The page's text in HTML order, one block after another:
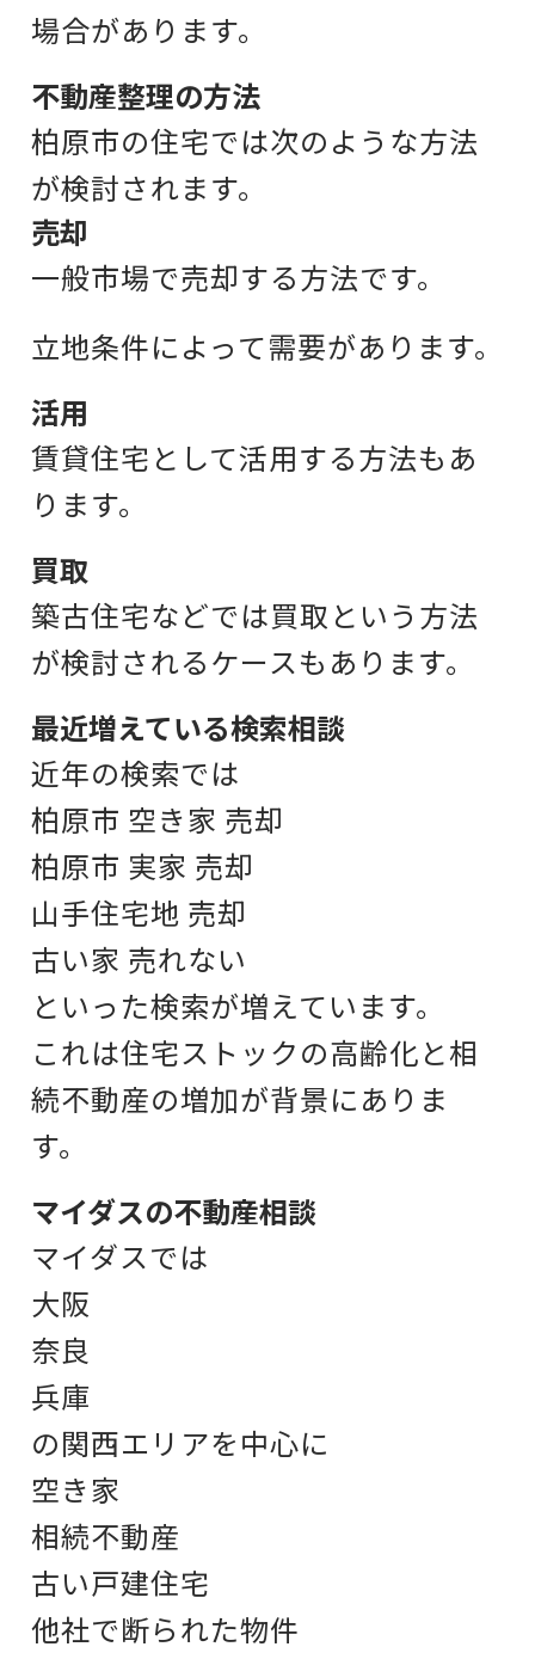
場合があります。
不動産整理の方法
柏原市の住宅では次のような方法
が検討されます。
売却
一般市場で売却する方法です。
立地条件によって需要があります。
活用
賃貸住宅として活用する方法もあ
ります。
買取
築古住宅などでは買取という方法
が検討されるケースもあります。
最近増えている検索相談
近年の検索では
柏原市 空き家 売却
柏原市 実家 売却
山手住宅地 売却
古い家 売れない
といった検索が増えています。
これは住宅ストックの高齢化と相
続不動産の増加が背景にありま
す。
マイダスの不動産相談
マイダスでは
大阪
奈良
兵庫
の関西エリアを中心に
空き家
相続不動産
古い戸建住宅
他社で断られた物件